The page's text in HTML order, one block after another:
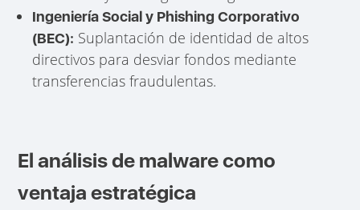
Ingeniería Social y Phishing Corporativo
(BEC): Suplantación de identidad de altos
directivos para desviar fondos mediante
transferencias fraudulentas.
El análisis de malware como
ventaja estratégica